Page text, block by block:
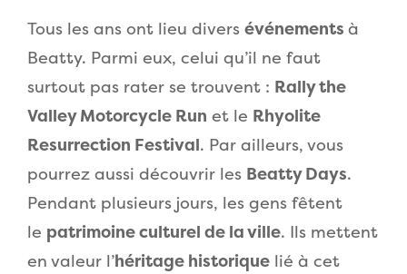
Tous les ans ont lieu divers événements à
Beatty. Parmi eux, celui qu’il ne faut
surtout pas rater se trouvent : Rally the
Valley Motorcycle Run et le Rhyolite
Resurrection Festival. Par ailleurs, vous
pourrez aussi découvrir les Beatty Days.
Pendant plusieurs jours, les gens fêtent
le patrimoine culturel de la ville. Ils mettent
en valeur l’héritage historique lié à cet